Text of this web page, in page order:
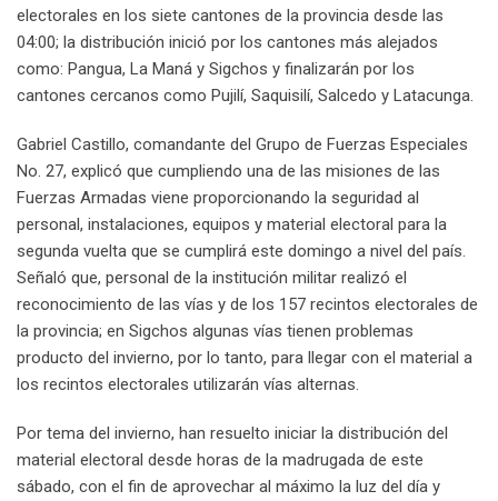
electorales en los siete cantones de la provincia desde las
04:00; la distribución inició por los cantones más alejados
como: Pangua, La Maná y Sigchos y finalizarán por los
cantones cercanos como Pujilí, Saquisilí, Salcedo y Latacunga.
Gabriel Castillo, comandante del Grupo de Fuerzas Especiales
No. 27, explicó que cumpliendo una de las misiones de las
Fuerzas Armadas viene proporcionando la seguridad al
personal, instalaciones, equipos y material electoral para la
segunda vuelta que se cumplirá este domingo a nivel del país.
Señaló que, personal de la institución militar realizó el
reconocimiento de las vías y de los 157 recintos electorales de
la provincia; en Sigchos algunas vías tienen problemas
producto del invierno, por lo tanto, para llegar con el material a
los recintos electorales utilizarán vías alternas.
Por tema del invierno, han resuelto iniciar la distribución del
material electoral desde horas de la madrugada de este
sábado, con el fin de aprovechar al máximo la luz del día y